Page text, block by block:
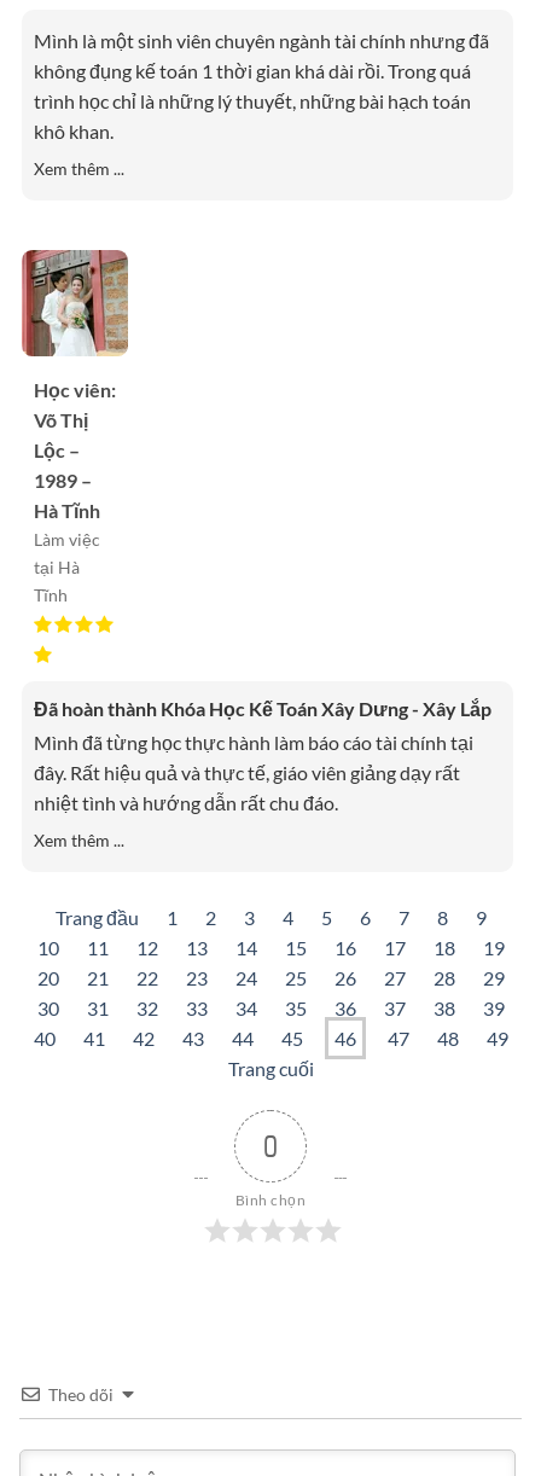
Mình là một sinh viên chuyên ngành tài chính nhưng đã
không đụng kế toán 1 thời gian khá dài rồi. Trong quá
trình học chỉ là những lý thuyết, những bài hạch toán
khô khan.
Xem thêm ...
Học viên:
Võ Thị
Lộc –
1989 –
Hà Tĩnh
Làm việc
tại Hà
Tĩnh
Đã hoàn thành Khóa Học Kế Toán Xây Dưng - Xây Lắp
Mình đã từng học thực hành làm báo cáo tài chính tại
đây. Rất hiệu quả và thực tế, giáo viên giảng dạy rất
nhiệt tình và hướng dẫn rất chu đáo.
Xem thêm ...
Trang đầu 1 2 3 4 5 6 7 8
9
10
11 12 13 14 15 16 17 18
19
20
21 22 23 24 25 26 27 28
29
30
31 32 33 34 35 36 37 38
39
40
41 42 43 44 45 46 47 48
49
Trang cuối
0
Bình chọn
Theo dõi